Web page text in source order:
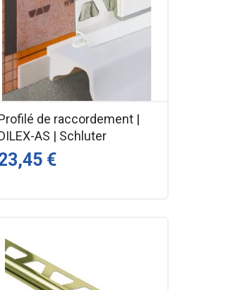
de raccordement |
AS | Schluter
€